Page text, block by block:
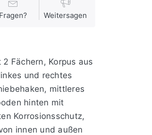
Fragen? Weitersagen
Fächern, Korpus aus
und rechtes
mittleres
hinten mit
Korrosionsschutz,
innen und außen